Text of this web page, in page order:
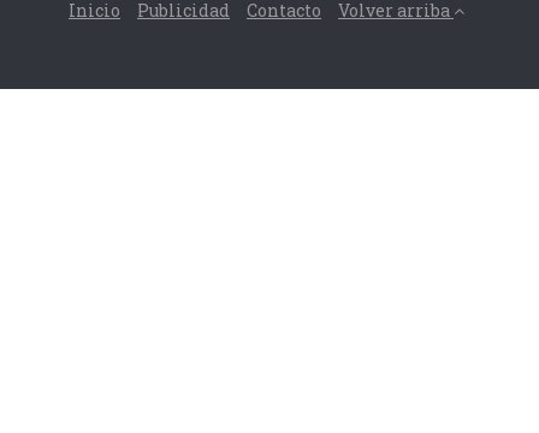
Inicio Publicidad Contacto Volver arriba